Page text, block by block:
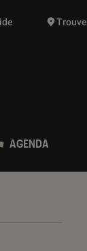
produits vont
AGENDA